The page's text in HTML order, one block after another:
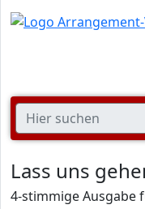
Lass uns
4-stimmige Ausgabe